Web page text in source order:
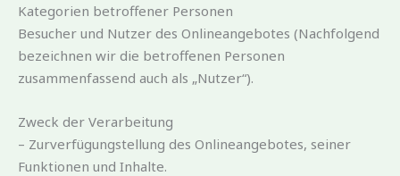
Kategorien betroffener Personen
Besucher und Nutzer des Onlineangebotes (Nachfolgend
bezeichnen wir die betroffenen Personen
zusammenfassend auch als „Nutzer“).
Zweck der Verarbeitung
– Zurverfügungstellung des Onlineangebotes, seiner
Funktionen und Inhalte.